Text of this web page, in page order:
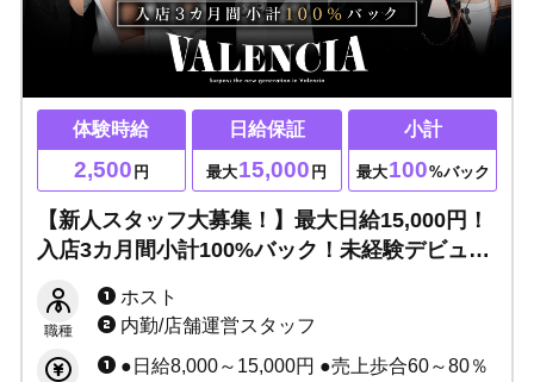
体験時給
2,500 円
日給保証
最大15,000 円
小計
最大100%バック
【新人スタッフ大募集！】最大日給15,000円！
入店3カ月間小計100%バック！未経験デビュー
で稼げなかった方歓迎！移籍トラブルもスピー
ディに解決☆
職種
ホスト
内勤/店舗運営スタッフ
●日給8,000～15,000円 ●売上歩合60～80％